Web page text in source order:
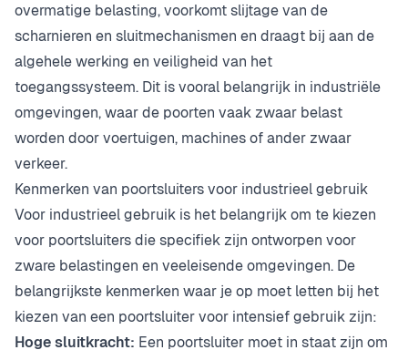
overmatige belasting, voorkomt slijtage van de
scharnieren en sluitmechanismen en draagt bij aan de
algehele werking en veiligheid van het
toegangssysteem. Dit is vooral belangrijk in industriële
omgevingen, waar de poorten vaak zwaar belast
worden door voertuigen, machines of ander zwaar
verkeer.
Kenmerken van poortsluiters voor industrieel gebruik
Voor industrieel gebruik is het belangrijk om te kiezen
voor poortsluiters die specifiek zijn ontworpen voor
zware belastingen en veeleisende omgevingen. De
belangrijkste kenmerken waar je op moet letten bij het
kiezen van een poortsluiter voor intensief gebruik zijn:
Hoge sluitkracht: Een poortsluiter moet in staat zijn om